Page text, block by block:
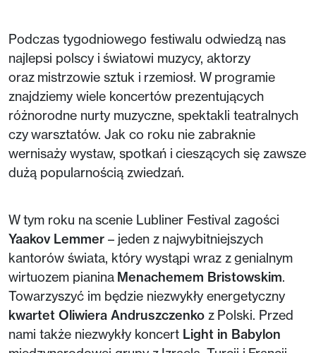
Podczas tygodniowego festiwalu odwiedzą nas
najlepsi polscy i światowi muzycy, aktorzy
oraz mistrzowie sztuk i rzemiosł. W programie
znajdziemy wiele koncertów prezentujących
różnorodne nurty muzyczne, spektakli teatralnych
czy warsztatów. Jak co roku nie zabraknie
wernisaży wystaw, spotkań i cieszących się zawsze
dużą popularnością zwiedzań.
W tym roku na scenie Lubliner Festival zagości
Yaakov Lemmer – jeden z najwybitniejszych
kantorów świata, który wystąpi wraz z genialnym
wirtuozem pianina Menachemem Bristowskim.
Towarzyszyć im będzie niezwykły energetyczny
kwartet Oliwiera Andruszczenko z Polski. Przed
nami także niezwykły koncert Light in Babylon